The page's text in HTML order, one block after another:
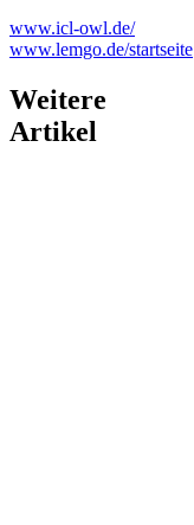
www.icl-owl.de/
www.lemgo.de/startseite
Weitere
Artikel